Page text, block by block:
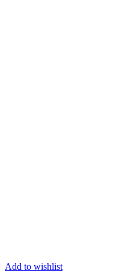
Add to wishlist